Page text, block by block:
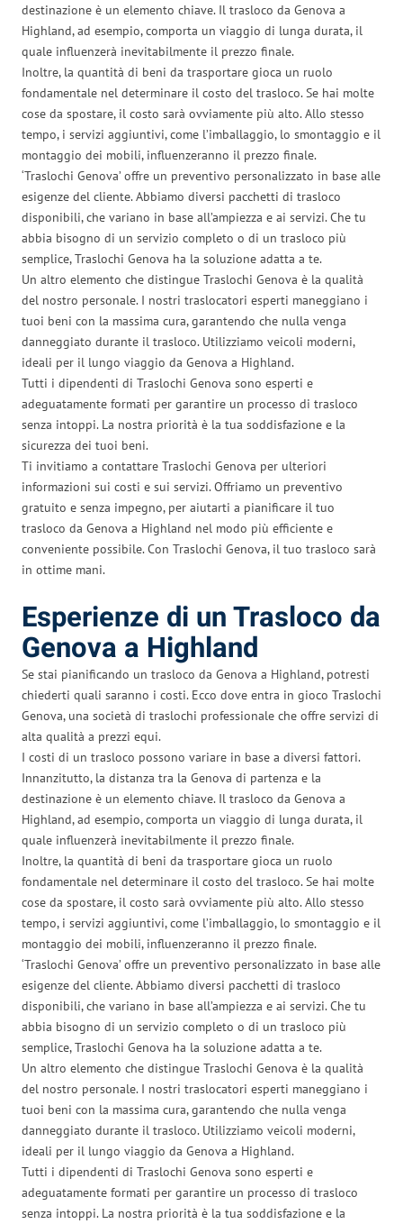
destinazione è un elemento chiave. Il trasloco da Genova a
Highland, ad esempio, comporta un viaggio di lunga durata, il
quale influenzerà inevitabilmente il prezzo finale.
Inoltre, la quantità di beni da trasportare gioca un ruolo
fondamentale nel determinare il costo del trasloco. Se hai molte
cose da spostare, il costo sarà ovviamente più alto. Allo stesso
tempo, i servizi aggiuntivi, come l’imballaggio, lo smontaggio e il
montaggio dei mobili, influenzeranno il prezzo finale.
‘Traslochi Genova’ offre un preventivo personalizzato in base alle
esigenze del cliente. Abbiamo diversi pacchetti di trasloco
disponibili, che variano in base all’ampiezza e ai servizi. Che tu
abbia bisogno di un servizio completo o di un trasloco più
semplice, Traslochi Genova ha la soluzione adatta a te.
Un altro elemento che distingue Traslochi Genova è la qualità
del nostro personale. I nostri traslocatori esperti maneggiano i
tuoi beni con la massima cura, garantendo che nulla venga
danneggiato durante il trasloco. Utilizziamo veicoli moderni,
ideali per il lungo viaggio da Genova a Highland.
Tutti i dipendenti di Traslochi Genova sono esperti e
adeguatamente formati per garantire un processo di trasloco
senza intoppi. La nostra priorità è la tua soddisfazione e la
sicurezza dei tuoi beni.
Ti invitiamo a contattare Traslochi Genova per ulteriori
informazioni sui costi e sui servizi. Offriamo un preventivo
gratuito e senza impegno, per aiutarti a pianificare il tuo
trasloco da Genova a Highland nel modo più efficiente e
conveniente possibile. Con Traslochi Genova, il tuo trasloco sarà
in ottime mani.
Esperienze di un Trasloco da
Genova a Highland
Se stai pianificando un trasloco da Genova a Highland, potresti
chiederti quali saranno i costi. Ecco dove entra in gioco Traslochi
Genova, una società di traslochi professionale che offre servizi di
alta qualità a prezzi equi.
I costi di un trasloco possono variare in base a diversi fattori.
Innanzitutto, la distanza tra la Genova di partenza e la
destinazione è un elemento chiave. Il trasloco da Genova a
Highland, ad esempio, comporta un viaggio di lunga durata, il
quale influenzerà inevitabilmente il prezzo finale.
Inoltre, la quantità di beni da trasportare gioca un ruolo
fondamentale nel determinare il costo del trasloco. Se hai molte
cose da spostare, il costo sarà ovviamente più alto. Allo stesso
tempo, i servizi aggiuntivi, come l’imballaggio, lo smontaggio e il
montaggio dei mobili, influenzeranno il prezzo finale.
‘Traslochi Genova’ offre un preventivo personalizzato in base alle
esigenze del cliente. Abbiamo diversi pacchetti di trasloco
disponibili, che variano in base all’ampiezza e ai servizi. Che tu
abbia bisogno di un servizio completo o di un trasloco più
semplice, Traslochi Genova ha la soluzione adatta a te.
Un altro elemento che distingue Traslochi Genova è la qualità
del nostro personale. I nostri traslocatori esperti maneggiano i
tuoi beni con la massima cura, garantendo che nulla venga
danneggiato durante il trasloco. Utilizziamo veicoli moderni,
ideali per il lungo viaggio da Genova a Highland.
Tutti i dipendenti di Traslochi Genova sono esperti e
adeguatamente formati per garantire un processo di trasloco
senza intoppi. La nostra priorità è la tua soddisfazione e la